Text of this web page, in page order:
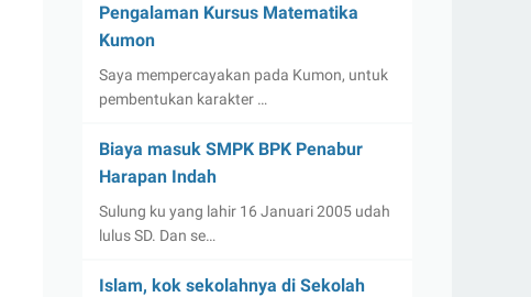
Pengalaman Kursus Matematika
Kumon
Saya mempercayakan pada Kumon, untuk
pembentukan karakter …
Biaya masuk SMPK BPK Penabur
Harapan Indah
Sulung ku yang lahir 16 Januari 2005 udah
lulus SD. Dan se…
Islam, kok sekolahnya di Sekolah